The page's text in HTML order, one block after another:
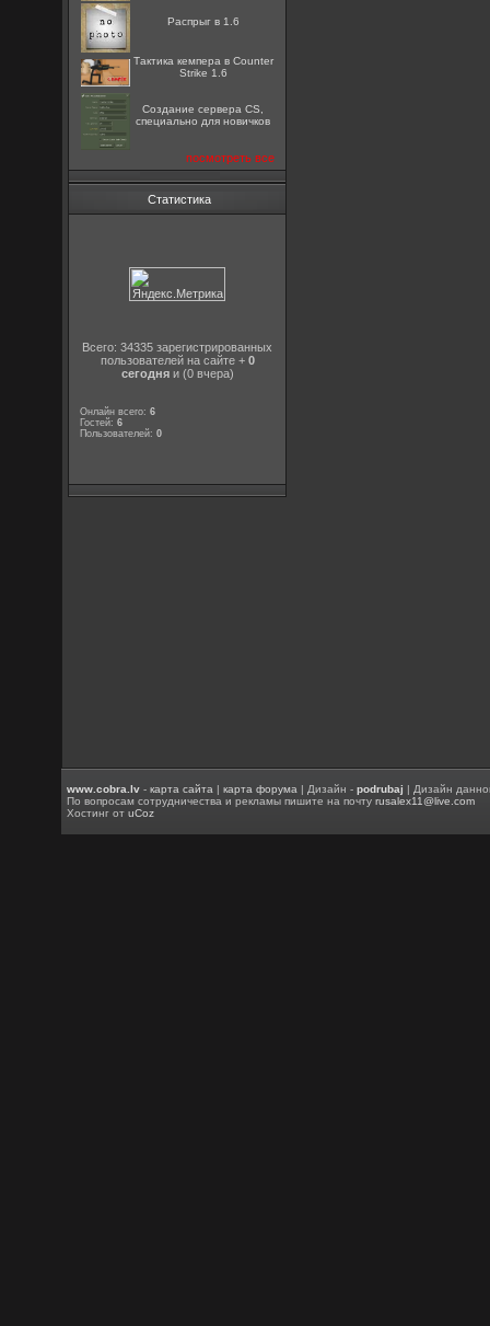
Распрыг в 1.6
Тактика кемпера в Counter
Strike 1.6
Создание сервера CS,
специально для новичков
посмотреть все
Статистика
Всего: 34335 зарегистрированных
пользователей на сайте + 0
сегодняи (0 вчера)
Онлайн всего:6
Гостей:6
Пользователей:0
www.cobra.lv -карта сайта |карта форума | Дизайн -podrubaj | Дизайн
По вопросам сотрудничества и рекламы пишите на почтуrusalex11@live.com
Хостинг отuCoz